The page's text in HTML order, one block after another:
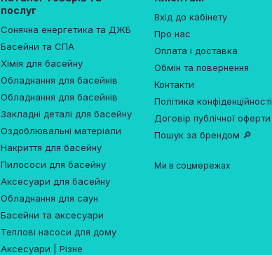
послуг
Сонячна енергетика та ДЖБ
Басейни та СПА
Хімія для басейну
Обладнання для басейнів
Обладнання для басейнів
Закладні деталі для басейну
Оздоблювальні матеріали
Накриття для басейну
Пилососи для басейну
Аксесуари для басейну
Обладнання для саун
Басейни та аксесуари
Теплові насоси для дому
Аксесуари | Різне
Вхід до кабінету
Про нас
Оплата і доставка
Обмін та повернення
Контакти
Політика конфіденційності
Договір публічної оферти
Пошук за брендом 🔎
Ми в соцмережах